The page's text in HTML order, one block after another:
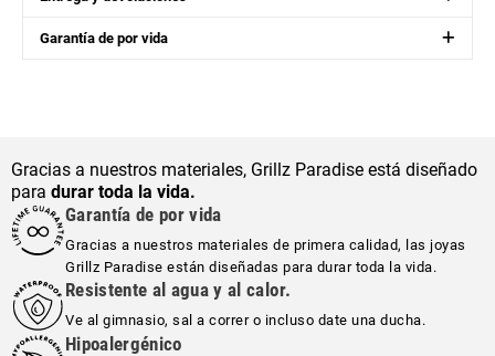
Garantía de por vida
Gracias a nuestros materiales, Grillz Paradise está diseñado
para durar toda la vida.
Garantía de por vida
Gracias a nuestros materiales de primera calidad, las joyas
Grillz Paradise están diseñadas para durar toda la vida.
Resistente al agua y al calor.
Ve al gimnasio, sal a correr o incluso date una ducha.
Hipoalergénico